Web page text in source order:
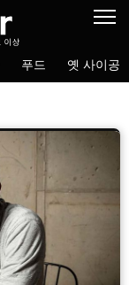
푸드 옛 사이공